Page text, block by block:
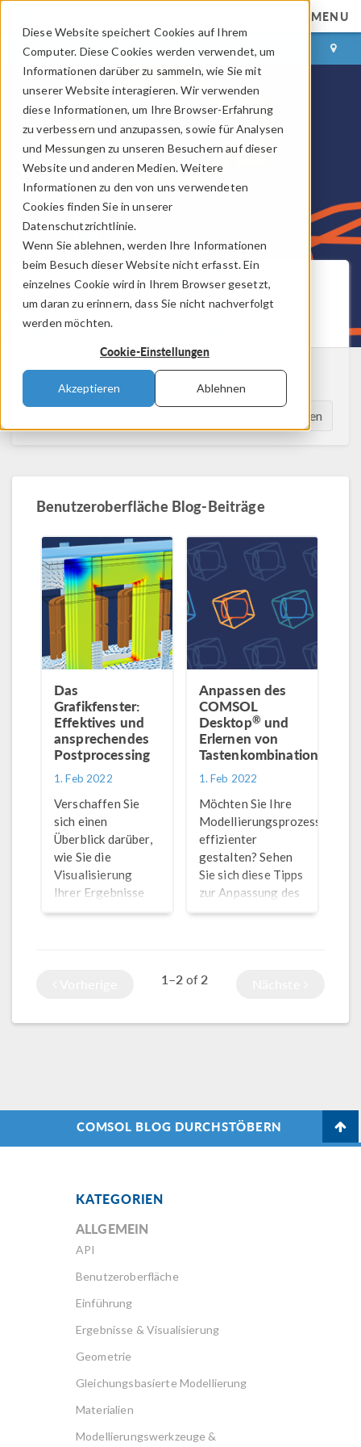
Diese Website speichert Cookies auf Ihrem
Computer. Diese Cookies werden verwendet, um
Informationen darüber zu sammeln, wie Sie mit
unserer Website interagieren. Wir verwenden
diese Informationen, um Ihre Browser-Erfahrung
zu verbessern und anzupassen, sowie für Analysen
und Messungen zu unseren Besuchern auf dieser
Website und anderen Medien. Weitere
Informationen zu den von uns verwendeten
Cookies finden Sie in unserer
Datenschutzrichtlinie.
Wenn Sie ablehnen, werden Ihre Informationen
beim Besuch dieser Website nicht erfasst. Ein
einzelnes Cookie wird in Ihrem Browser gesetzt,
um daran zu erinnern, dass Sie nicht nachverfolgt
werden möchten.
Cookie-Einstellungen
Akzeptieren Ablehnen
MENU
ANMELDEN KONTAKT
COMSOL Blog
Neue Beiträge per E-Mail erhalten
Suchen
Benutzeroberfläche Blog-Beiträge
Das
Grafikfenster:
Effektives und
ansprechendes
Postprocessing
1. Feb 2022
Verschaffen Sie
sich einen
Überblick darüber,
wie Sie die
Visualisierung
Ihrer Ergebnisse
mit dem einfach zu
Anpassen des
COMSOL
Desktop® und
Erlernen von
Tastenkombinationen
1. Feb 2022
Möchten Sie Ihre
Modellierungsprozesse
effizienter
gestalten? Sehen
Sie sich diese Tipps
zur Anpassung des
COMSOL Desktop
an.
1–2 of2
COMSOL BLOG DURCHSTÖBERN
KATEGORIEN
ALLGEMEIN
API
Benutzeroberfläche
Einführung
Ergebnisse & Visualisierung
Geometrie
Gleichungsbasierte Modellierung
Materialien
Modellierungswerkzeuge &